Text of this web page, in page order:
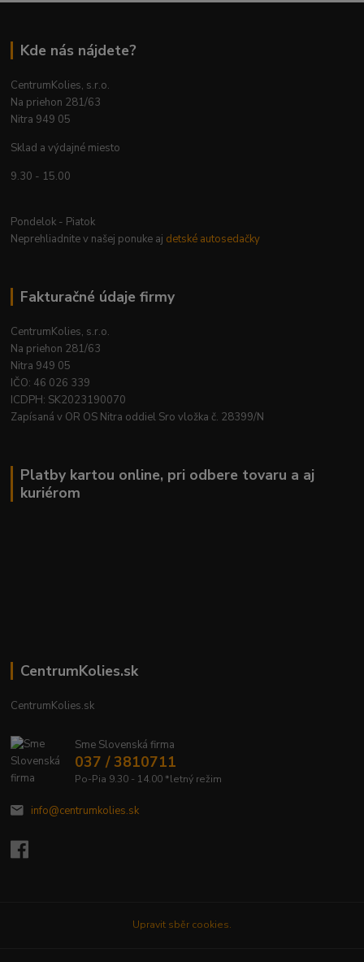
Kde nás nájdete?
CentrumKolies, s.r.o.
Na priehon 281/63
Nitra 949 05
Sklad a výdajné miesto
9.30 - 15.00
Pondelok - Piatok
Neprehliadnite v našej ponuke aj detské autosedačky
Fakturačné údaje firmy
CentrumKolies, s.r.o.
Na priehon 281/63
Nitra 949 05
IČO: 46 026 339
ICDPH: SK2023190070
Zapísaná v OR OS Nitra oddiel Sro vložka č. 28399/N
Platby kartou online, pri odbere tovaru a aj
kuriérom
CentrumKolies.sk
CentrumKolies.sk
Sme Slovenská firma
037 / 3810711
Po-Pia 9.30 - 14.00 *letný režim
info@centrumkolies.sk
Upravit sběr cookies.